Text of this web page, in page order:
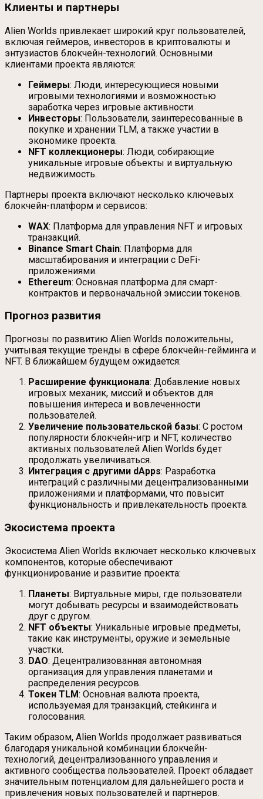
Клиенты и партнеры
Alien Worlds привлекает широкий круг пользователей,
включая геймеров, инвесторов в криптовалюты и
энтузиастов блокчейн-технологий. Основными
клиентами проекта являются:
Геймеры: Люди, интересующиеся новыми
игровыми технологиями и возможностью
заработка через игровые активности.
Инвесторы: Пользователи, заинтересованные в
покупке и хранении TLM, а также участии в
экономике проекта.
NFT коллекционеры: Люди, собирающие
уникальные игровые объекты и виртуальную
недвижимость.
Партнеры проекта включают несколько ключевых
блокчейн-платформ и сервисов:
WAX: Платформа для управления NFT и игровых
транзакций.
Binance Smart Chain: Платформа для
масштабирования и интеграции с DeFi-
приложениями.
Ethereum: Основная платформа для смарт-
контрактов и первоначальной эмиссии токенов.
Прогноз развития
Прогнозы по развитию Alien Worlds положительны,
учитывая текущие тренды в сфере блокчейн-гейминга и
NFT. В ближайшем будущем ожидается:
Расширение функционала: Добавление новых
игровых механик, миссий и объектов для
повышения интереса и вовлеченности
пользователей.
Увеличение пользовательской базы: С ростом
популярности блокчейн-игр и NFT, количество
активных пользователей Alien Worlds будет
продолжать увеличиваться.
Интеграция с другими dApps: Разработка
интеграций с различными децентрализованными
приложениями и платформами, что повысит
функциональность и привлекательность проекта.
Экосистема проекта
Экосистема Alien Worlds включает несколько ключевых
компонентов, которые обеспечивают
функционирование и развитие проекта:
Планеты: Виртуальные миры, где пользователи
могут добывать ресурсы и взаимодействовать
друг с другом.
NFT объекты: Уникальные игровые предметы,
такие как инструменты, оружие и земельные
участки.
DAO: Децентрализованная автономная
организация для управления планетами и
распределения ресурсов.
Токен TLM: Основная валюта проекта,
используемая для транзакций, стейкинга и
голосования.
Таким образом, Alien Worlds продолжает развиваться
благодаря уникальной комбинации блокчейн-
технологий, децентрализованного управления и
активного сообщества пользователей. Проект обладает
значительным потенциалом для дальнейшего роста и
привлечения новых пользователей и партнеров.